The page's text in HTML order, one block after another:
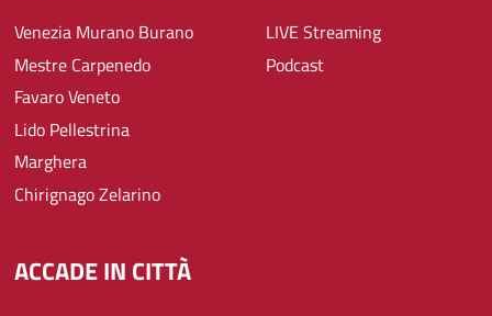
Venezia Murano Burano
Mestre Carpenedo
Favaro Veneto
Lido Pellestrina
Marghera
Chirignago Zelarino
LIVE Streaming
Podcast
ACCADE IN CITTÀ